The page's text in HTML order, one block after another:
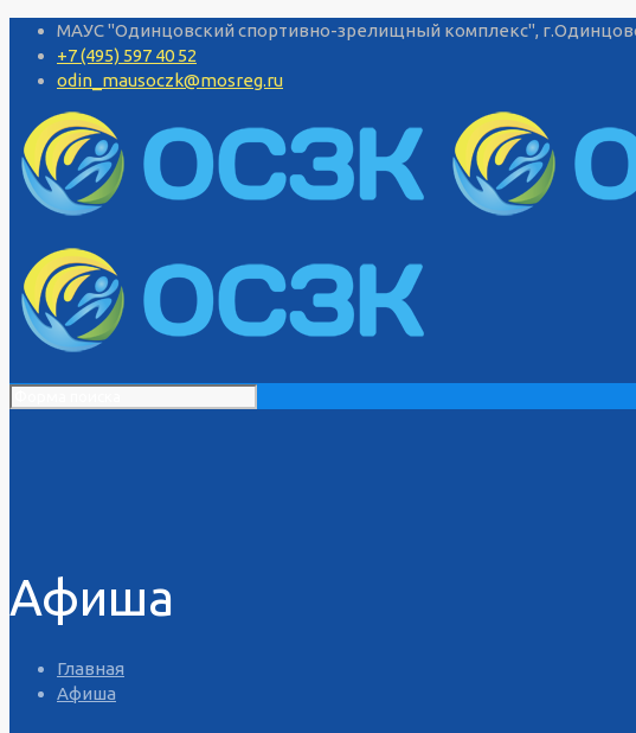
МАУС "Одинцовский спортивно-зрелищный комплекс",
+7 (495) 597 40 52
odin_mausoczk@mosreg.ru
Афиша
Главная
Афиша